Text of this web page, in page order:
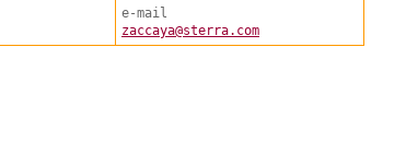
e-mail
zaccaya@sterra.com